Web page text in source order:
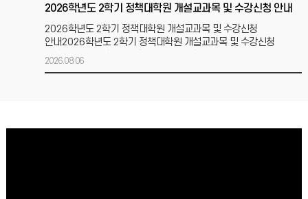
2026학년도 2학기 정책대학원 개설교과목 및 수강신청 안내
2026학년도 2학기 정책대학원 개설교과목 및 수강신청
안내2026학년도 2학기 정책대학원 개설교과목 및 수강신청
일정을 아래와 같이 안내합니다. ○ 개강일자: 2026. 9. 1
2026.08.06